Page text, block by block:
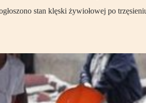
stan klęski żywiołowej po